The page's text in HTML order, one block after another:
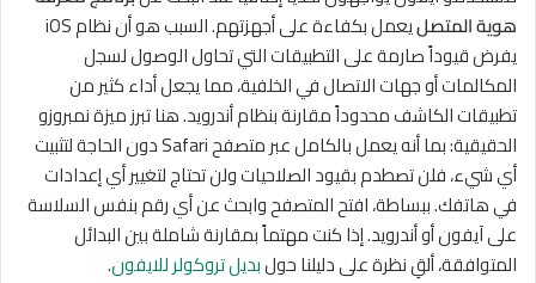
هوية المتصل
يعمل بكفاءة على أجهزتهم. السبب هو أن نظام iOS
يفرض قيوداً صارمة على التطبيقات التي تحاول الوصول لسجل
المكالمات أو جهات الاتصال في الخلفية، مما يجعل أداء كثير من
تطبيقات الكاشف محدوداً مقارنة بنظام أندرويد. هنا تبرز ميزة نمبروزو
الحقيقية: بما أنه يعمل بالكامل عبر متصفح Safari دون الحاجة لتثبيت
أي شيء، فلن تصطدم بقيود الصلاحيات ولن تحتاج لتغيير أي إعدادات
في هاتفك. ببساطة، افتح المتصفح وابحث عن أي رقم بنفس السلاسة
على آيفون أو أندرويد. إذا كنت مهتماً بمقارنة شاملة بين البدائل
المتوافقة، ألقِ نظرة على دليلنا حولبديل تروكولر للايفون.